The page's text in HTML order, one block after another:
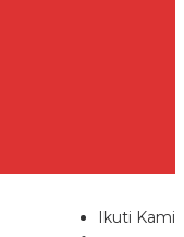
Ikuti Kami